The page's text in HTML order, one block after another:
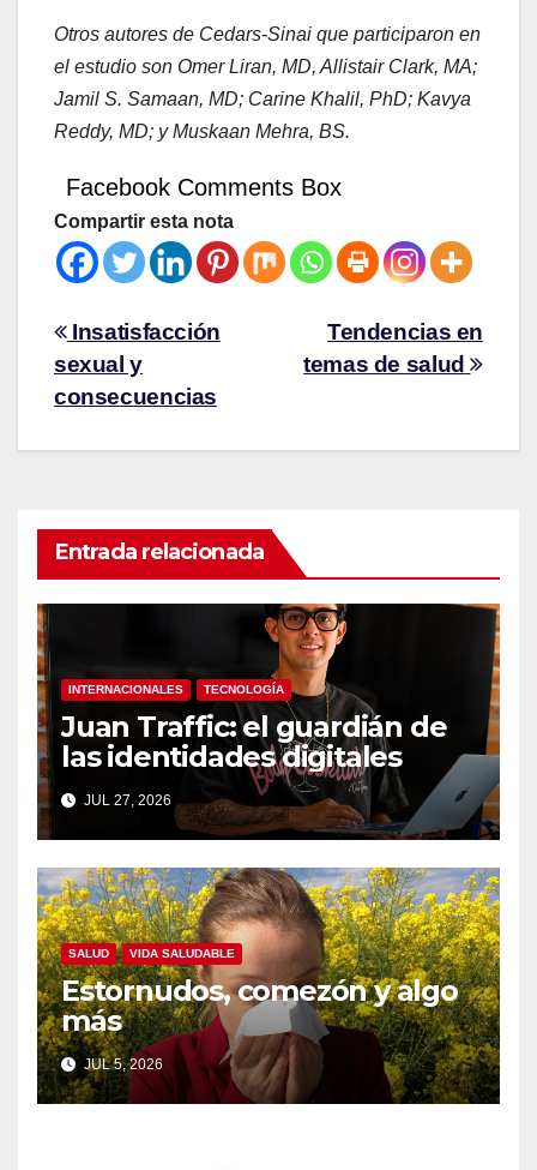
Otros autores de Cedars-Sinai que participaron en
el estudio son Omer Liran, MD, Allistair Clark, MA;
Jamil S. Samaan, MD; Carine Khalil, PhD; Kavya
Reddy, MD; y Muskaan Mehra, BS.
Facebook Comments Box
Compartir esta nota
Tendencias en
temas de salud
Insatisfacción
sexual y
consecuencias
Entrada relacionada
INTERNACIONALES TECNOLOGÍA
Juan Traffic: el guardián de
las identidades digitales
JUL 27, 2026
SALUD VIDA SALUDABLE
Estornudos, comezón y algo
más
JUL 5, 2026